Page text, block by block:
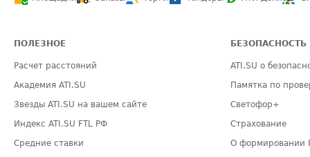
ПОЛЕЗНОЕ
Расчет расстояний
Академия ATI.SU
Звезды ATI.SU на вашем сайте
Индекс ATI.SU FTL РФ
Средние ставки
БЕЗОПАСНОСТЬ
ATI.SU о
Памятка по
Светофор+
Страхование
О формировании